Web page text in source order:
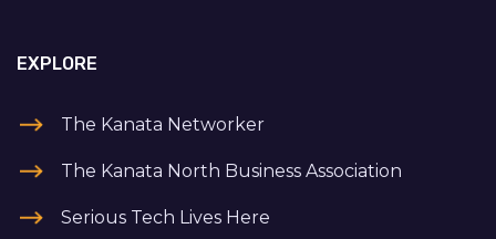
EXPLORE
The Kanata Networker
The Kanata North Business Association
Serious Tech Lives Here